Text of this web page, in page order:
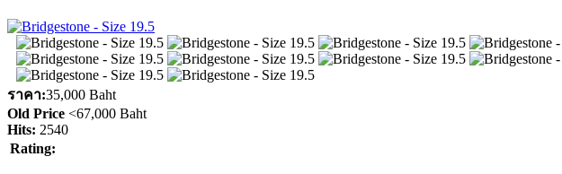
ราคา:35,000 Baht
Old Price <67,000 Baht
Hits: 2540
Rating: